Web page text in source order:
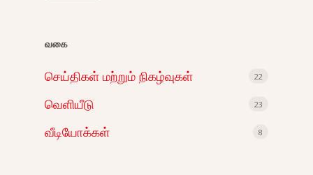
வகை
செய்திகள் மற்றும் நிகழ்வுகள் 22
வெளியீடு 23
வீடியோக்கள் 8